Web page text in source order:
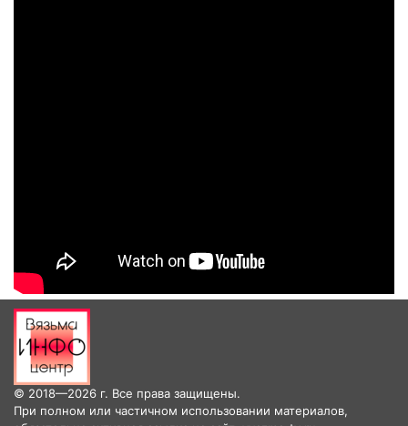
© 2018—2026 г. Все права защищены.
При полном или частичном использовании материалов,